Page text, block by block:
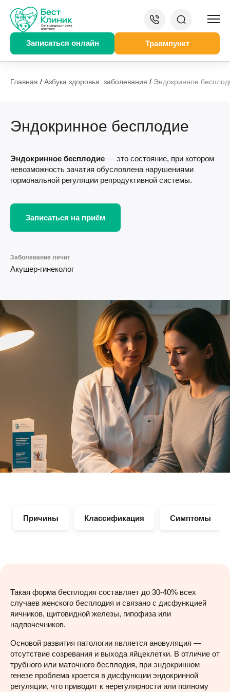
Записаться онлайн Травмпункт
Главная / Азбука здоровья: заболевания / Эндокринное
Эндокринное бесплодие
Эндокринное бесплодие — это состояние, при котором
невозможность зачатия обусловлена нарушениями
гормональной регуляции репродуктивной системы.
Записаться на приём
Заболевание лечит
Акушер-гинеколог
Причины Классификация Симптомы
Такая форма бесплодия составляет до 30-40% всех
случаев женского бесплодия и связано с дисфункцией
яичников, щитовидной железы, гипофиза или
надпочечников.
Основой развития патологии является ановуляция —
отсутствие созревания и выхода яйцеклетки. В отличие от
трубного или маточного бесплодия, при эндокринном
генезе проблема кроется в дисфункции эндокринной
регуляции, что приводит к нерегулярности или полному